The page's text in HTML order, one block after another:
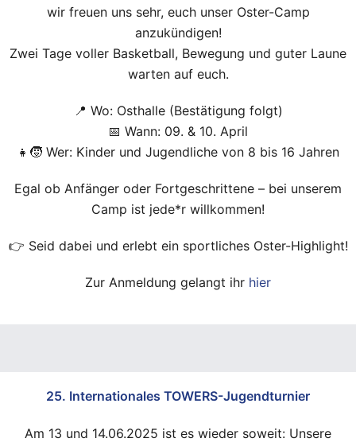
wir freuen uns sehr, euch unser Oster-Camp
anzukündigen!
Zwei Tage voller Basketball, Bewegung und guter Laune
warten auf euch.
📍 Wo: Osthalle (Bestätigung folgt)
📅 Wann: 09. & 10. April
👧🧒 Wer: Kinder und Jugendliche von 8 bis 16 Jahren
Egal ob Anfänger oder Fortgeschrittene – bei unserem
Camp ist jede*r willkommen!
👉 Seid dabei und erlebt ein sportliches Oster-Highlight!
Zur Anmeldung gelangt ihr hier
25. Internationales TOWERS-Jugendturnier
Am 13 und 14.06.2025 ist es wieder soweit: Unsere